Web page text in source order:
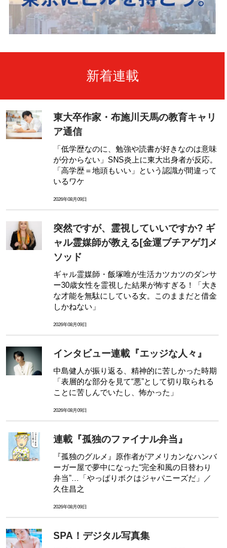
新着連載
東大卒作家・布施川天馬の教育キャリ
ア通信
「低学歴なのに、勉強や読書が好きなのは意味
が分からない」SNS炎上に東大出身者が反応。
「高学歴＝地頭もいい」という認識が間違って
いるワケ
2026年08月09日
突然ですが、霊視していいですか? ギ
ャル霊媒師が教える[金運ブチアゲ⤴]メ
ソッド
ギャル霊媒師・飯塚唯が生活カツカツのダンサ
ー30歳女性を霊視した結果が怖すぎる！「大き
な才能を無駄にしている女。このままだと借金
しかねない」
2026年08月09日
インタビュー連載『エッジな人々』
中島健人が振り返る、精神的に苦しかった時期
「表層的な部分を見て“悪”として切り取られる
ことに苦しんでいたし、怖かった」
2026年08月09日
連載『孤独のファイナル弁当』
『孤独のグルメ』原作者がアメリカンなハンバ
ーガー屋で夢中になった“完全和風の日替わり
弁当”…「やっぱりボクはジャパニーズだ」／
久住昌之
2026年08月09日
SPA！デジタル写真集